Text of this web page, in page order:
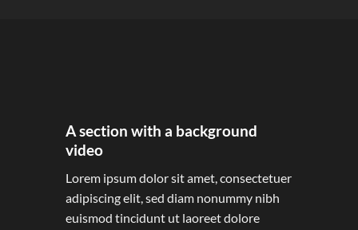
A section with a background
video
Lorem ipsum dolor sit amet, consectetuer
adipiscing elit, sed diam nonummy nibh
euismod tincidunt ut laoreet dolore